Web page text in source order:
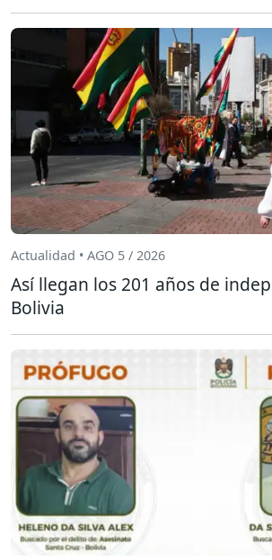
Actualidad • AGO 5 / 2026
Así llegan los 201 años de
Bolivia